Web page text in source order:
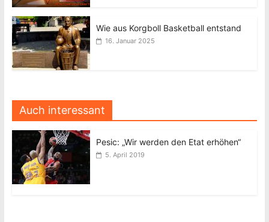
Wie aus Korgboll Basketball entstand
16. Januar 2025
Auch interessant
Pesic: „Wir werden den Etat erhöhen“
5. April 2019